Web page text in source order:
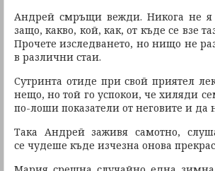
Андрей смръщи вежди. Никога не
защо, какво, кой, как, от къде се взе
Прочете изследването, но нищо не
в различни стаи.
Сутринта отиде при свой приятел
нещо, но той го успокои, че хиляди
по-лоши показатели от неговите и да
Така Андрей заживя самотно,
се чудеше къде изчезна онова